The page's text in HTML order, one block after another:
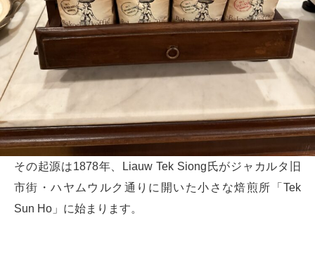
その起源は1878年、Liauw Tek Siong氏がジャカルタ旧
市街・ハヤムウルク通りに開いた小さな焙煎所「Tek
Sun Ho」に始まります。